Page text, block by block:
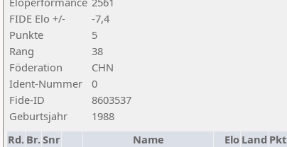
FIDE Elo +/-
-7,4
Punkte
5
Rang
38
Föderation
CHN
Ident-Nummer
0
Fide-ID
8603537
Geburtsjahr
1988
Rd. Br.Snr Name Elo Land